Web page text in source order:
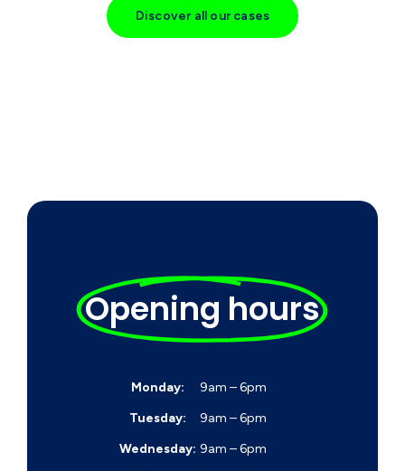
Discover all our cases
Opening hours
Monday:
9am – 6pm
Tuesday:
9am – 6pm
Wednesday: 9am – 6pm